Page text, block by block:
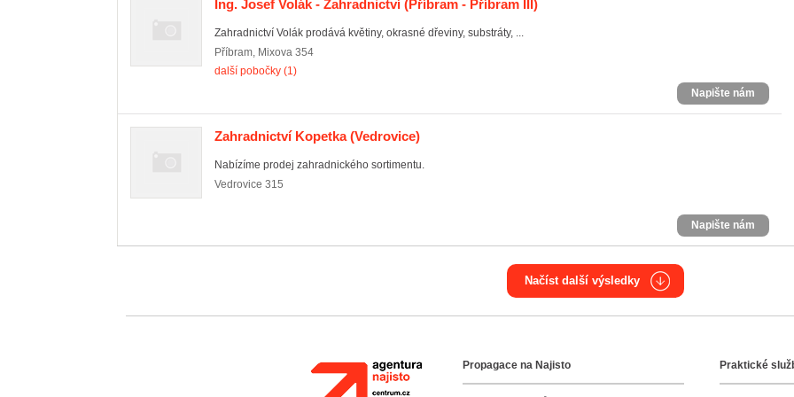
Ing. Josef Volák - Zahradnictví (Příbram - Příbram III)
Zahradnictví Volák prodává květiny, okrasné dřeviny, substráty, ...
Příbram, Mixova 354
další pobočky (1)
Napište nám
Zahradnictví Kopetka(Vedrovice)
Nabízíme prodej zahradnického sortimentu.
Vedrovice 315
Napište nám
Načíst další výsledky
Agentura NajistoPropagace na Najisto Praktické